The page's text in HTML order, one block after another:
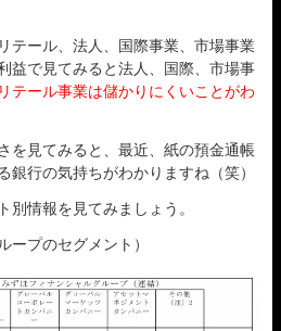
テール、法人、国際事業、市場事業
益で見てみると法人、国際、市場事
リテール事業は儲かりにくいことがわ
を見てみると、最近、紙の預金通帳
銀行の気持ちがわかりますね（笑）
別情報を見てみましょう。
ープのセグメント）